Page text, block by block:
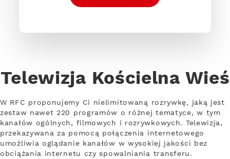
Telewizja Kościelna Wieś
W RFC proponujemy Ci nielimitowaną rozrywkę, jaką jest
zestaw nawet 220 programów o różnej tematyce, w tym
kanałów ogólnych, filmowych i rozrywkowych. Telewizja,
przekazywana za pomocą połączenia internetowego
umożliwia oglądanie kanałów w wysokiej jakości bez
obciążania internetu czy spowalniania transferu.